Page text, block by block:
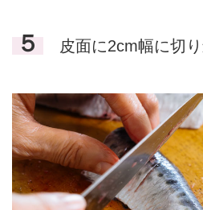
５ 皮面に2cm幅に切り